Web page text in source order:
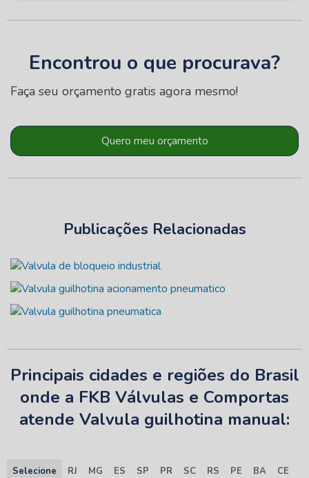
Encontrou o que procurava?
Faça seu orçamento gratis agora mesmo!
Quero meu orçamento
Publicações Relacionadas
Principais cidades e regiões do Brasil
onde a FKB Válvulas e Comportas
atende Valvula guilhotina manual:
Selecione RJ MG ES SP PR SC RS PE BA
CE